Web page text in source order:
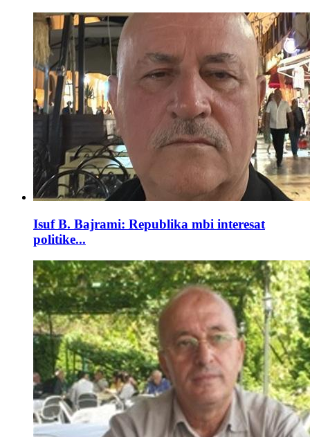
Isuf B. Bajrami: Republika mbi interesat
politike...